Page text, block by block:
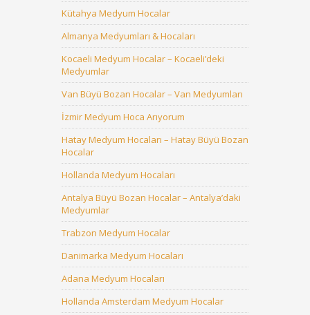
Kütahya Medyum Hocalar
Almanya Medyumları & Hocaları
Kocaeli Medyum Hocalar – Kocaeli’deki
Medyumlar
Van Büyü Bozan Hocalar – Van Medyumları
İzmir Medyum Hoca Arıyorum
Hatay Medyum Hocaları – Hatay Büyü Bozan
Hocalar
Hollanda Medyum Hocaları
Antalya Büyü Bozan Hocalar – Antalya’daki
Medyumlar
Trabzon Medyum Hocalar
Danimarka Medyum Hocaları
Adana Medyum Hocaları
Hollanda Amsterdam Medyum Hocalar